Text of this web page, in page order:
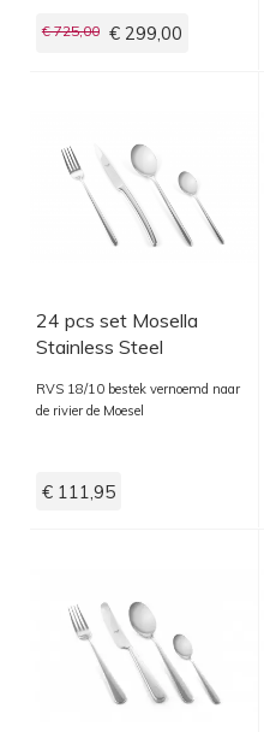
€ 725,00 € 299,00
24 pcs set Mosella
Stainless Steel
RVS 18/10 bestek vernoemd naar
de rivier de Moesel
€ 111,95